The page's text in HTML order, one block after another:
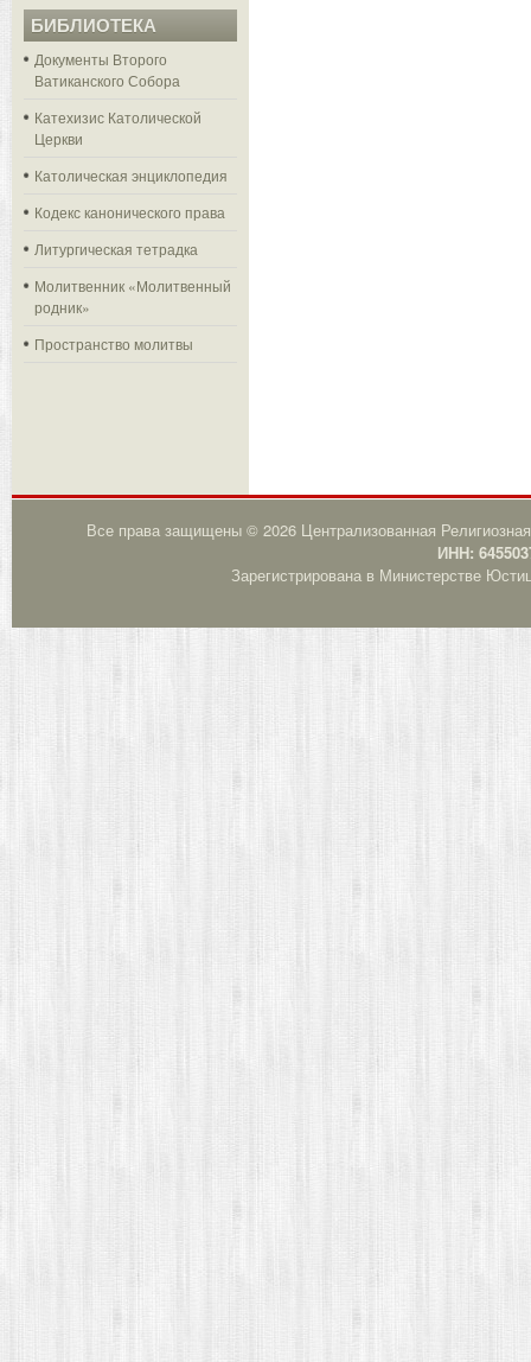
БИБЛИОТЕКА
Документы Второго
Ватиканского Собора
Катехизис Католической
Церкви
Католическая энциклопедия
Кодекс канонического права
Литургическая тетрадка
Молитвенник «Молитвенный
родник»
Пространство молитвы
Все права защищены © 2026 Централизованная
ИНН:
Зарегистрирована в Министерстве